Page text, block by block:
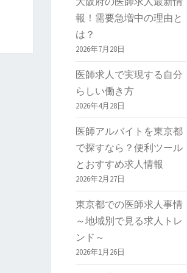
報！需要急増中の理由と
は？
2026年7月28日
医師求人で実現する自分
らしい働き方
2026年4月28日
医師アルバイトを東京都
で探すなら？便利ツール
とおすすめ求人情報
2026年2月27日
東京都での医師求人事情
～地域別で見る求人トレ
ンド～
2026年1月26日